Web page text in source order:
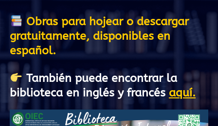
Obras para hojear o descargar
gratuitamente, disponibles en
español.
También puede encontrar la
biblioteca en inglés y francés aquí.